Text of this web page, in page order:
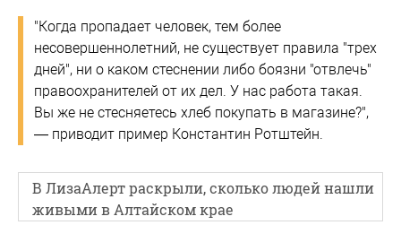
"Когда пропадает человек, тем более
несовершеннолетний, не существует правила "трех
дней", ни о каком стеснении либо боязни "отвлечь"
правоохранителей от их дел. У нас работа такая.
Вы же не стесняетесь хлеб покупать в магазине?",
— приводит пример Константин Ротштейн.
В ЛизаАлерт раскрыли, сколько людей нашли
живыми в Алтайском крае